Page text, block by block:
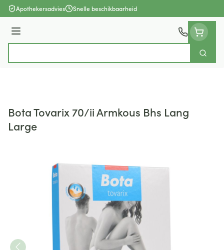
Ga naar de inhoud
Apothekersadvies Snelle beschikbaarheid
Menu
Zoek
Bota Tovarix 70/ii Armkous Bhs Lang
Large